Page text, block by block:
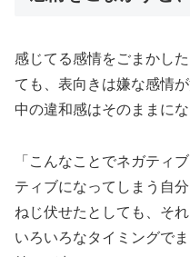
感じてる感情をごまかし
ても、表向きは嫌な感情
中の違和感はそのままにな
「こんなことでネガティ
ティブになってしまう自
ねじ伏せたとしても、そ
いろいろなタイミングで